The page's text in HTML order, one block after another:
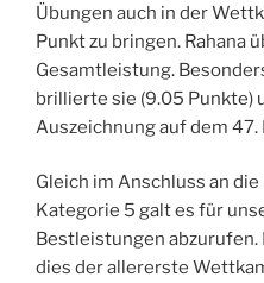
Übungen auch in der
Punkt zu bringen. Rahana
Gesamtleistung.
brillierte sie (9.05 Punkte)
Auszeichnung auf dem
Gleich im Anschluss an
Kategorie 5 galt es für
Bestleistungen abzurufen.
dies der allererste